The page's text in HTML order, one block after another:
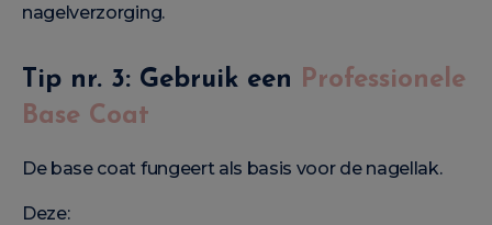
nagelverzorging.
Tip nr. 3: Gebruik een Professionele
Base Coat
De base coat fungeert als basis voor de nagellak.
Deze: